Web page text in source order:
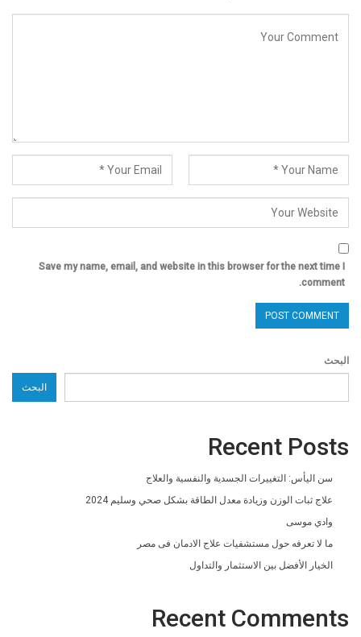
Save my name, email, and website in this browser for the next time I
comment.
البحث
البحث
Recent Posts
سن اليأس: التغييرات الجسدية والنفسية والعلاج
علاج ثبات الوزن وزيادة معدل الطاقة بشكل صحي وسليم 2024
وادي موسى
ما لا تعرفه حول مستشفيات علاج الادمان فى مصر
الخيار الأفضل بين الاستثمار والتداول
Recent Comments